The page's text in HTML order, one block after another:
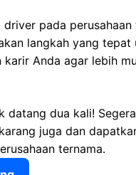
driver pada perusahaan
langkah yang tepat
karir Anda agar lebih
datang dua kali!
juga dan
ternama.